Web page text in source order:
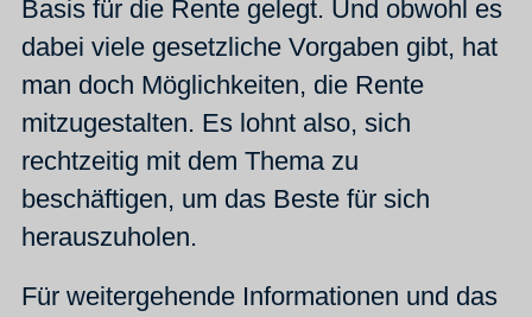
Basis für die Rente gelegt. Und obwohl es
dabei viele gesetzliche Vorgaben gibt, hat
man doch Möglichkeiten, die Rente
mitzugestalten. Es lohnt also, sich
rechtzeitig mit dem Thema zu
beschäftigen, um das Beste für sich
herauszuholen.
Für weitergehende Informationen und das